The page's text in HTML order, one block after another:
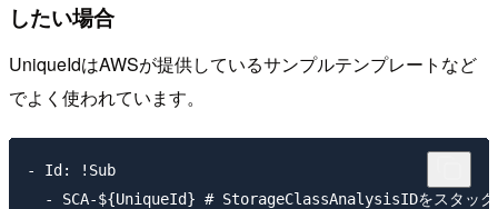
したい場合
UniqueIdはAWSが提供しているサンプルテンプレートなど
でよく使われています。
- Id: !Sub
- SCA-${UniqueId} # StorageClassAnalysisIDをスタック